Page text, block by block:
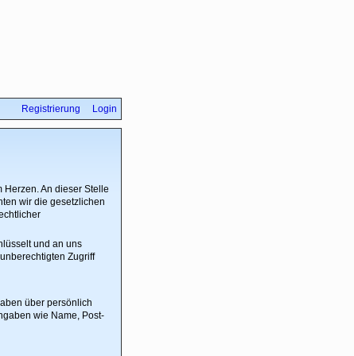
Login
Registrierung
An dieser Stelle
wir die gesetzlichen
und an uns
Zugriff
über persönlich
wie Name, Post-